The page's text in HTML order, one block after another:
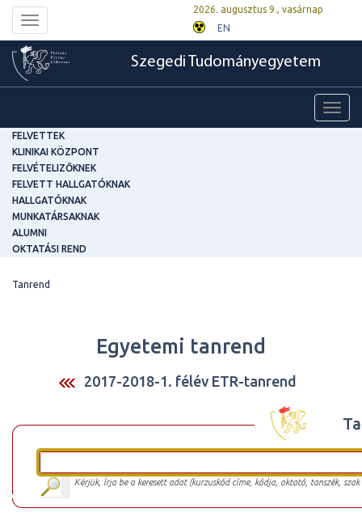
Toggle
navigation
2026. augusztus 9., vasárnap
EN
Szegedi Tudományegyetem
FELVETTEK
KLINIKAI KÖZPONT
FELVÉTELIZŐKNEK
FELVETT HALLGATÓKNAK
HALLGATÓKNAK
MUNKATÁRSAKNAK
ALUMNI
OKTATÁSI REND
Tanrend
Egyetemi tanrend
2017-2018-1. félév ETR-tanrend
Kérjük, írja be a keresett adat (kurzuskód címe, kódja, oktató, tanszék,